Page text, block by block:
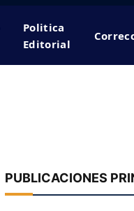
Politica
Editorial
PUBLICACIONES